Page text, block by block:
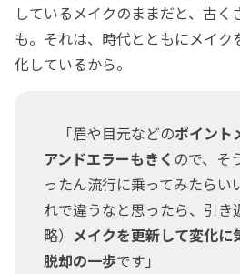
しているメイクのままだと、古
も。それは、時代とともにメイ
化しているから。
「眉や目元などのポイント
アンドエラーもきく ので、そ
ったん流行に乗ってみたら
れで違うなと思ったら、引き
略） メイクを更新して変化
脱却の一歩です」